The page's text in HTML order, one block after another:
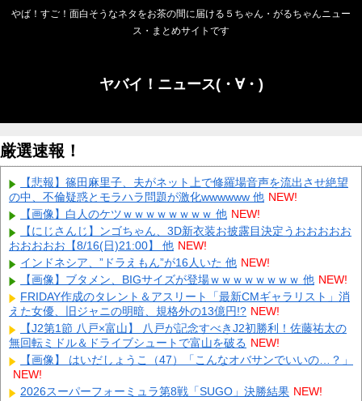
やば！すご！面白そうなネタをお茶の間に届ける５ちゃん・がるちゃんニュー
ス・まとめサイトです
ヤバイ！ニュース(・∀・)
厳選速報！
【悲報】篠田麻里子、夫がネット上で修羅場音声を流出させ絶望
の中、不倫疑惑とモラハラ問題が激化wwwwww 他 NEW!
【画像】白人のケツｗｗｗｗｗｗｗｗ 他 NEW!
【にじさんじ】ンゴちゃん、3D新衣装お披露目決定うおおおおお
おおおおお【8/16(日)21:00】 他 NEW!
インドネシア、”ドラえもん”が16人いた 他 NEW!
【画像】ブタメン、BIGサイズが登場ｗｗｗｗｗｗｗｗ 他 NEW!
FRIDAY作成のタレント＆アスリート「最新CMギャラリスト」消
えた女優、旧ジャニの明暗、規格外の13億円!? NEW!
【J2第1節 八戸×富山】 八戸が記念すべきJ2初勝利！佐藤祐太の
無回転ミドル＆ドライブシュートで富山を破る NEW!
【画像】 はいだしょうこ（47）「こんなオバサンでいいの…？」
NEW!
2026スーパーフォーミュラ第8戦「SUGO」決勝結果 NEW!